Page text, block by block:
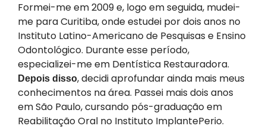
Formei-me em 2009 e, logo em seguida, mudei-
me para Curitiba, onde estudei por dois anos no
Instituto Latino-Americano de Pesquisas e Ensino
Odontológico. Durante esse período,
especializei-me em Dentística Restauradora.
Depois disso, decidi aprofundar ainda mais meus
conhecimentos na área. Passei mais dois anos
em São Paulo, cursando pós-graduação em
Reabilitação Oral no Instituto ImplantePerio.